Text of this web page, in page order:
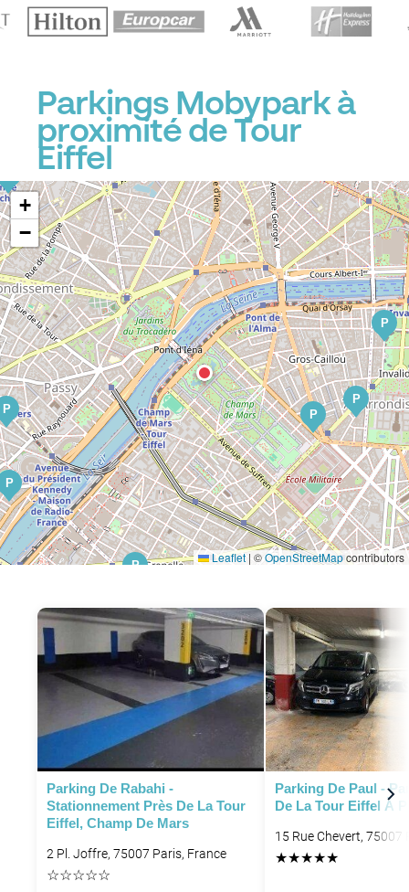
Parkings Mobypark à
proximité de Tour
Eiffel
P
P
P
P
P
P
+
−
Leaflet|©OpenStreetMapcontributors
Parking De Rabahi -
Stationnement Près De La Tour
Eiffel, Champ De Mars
2 Pl. Joffre, 75007 Paris, France
☆☆☆☆☆
Parking De Paul -
De La Tour Eiffel À
15 Rue Chevert, 75007
★★★★★